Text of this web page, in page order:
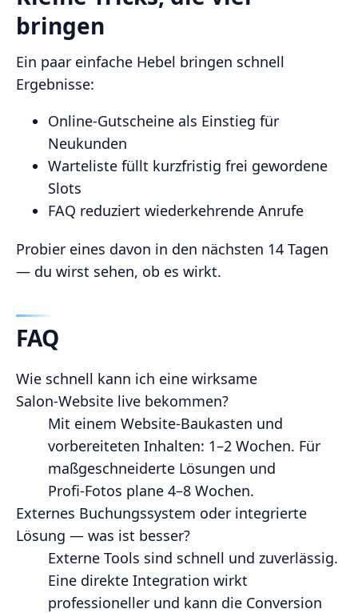
bringen
Ein paar einfache Hebel bringen schnell
Ergebnisse:
Online‑Gutscheine als Einstieg für
Neukunden
Warteliste füllt kurzfristig frei gewordene
Slots
FAQ reduziert wiederkehrende Anrufe
Probier eines davon in den nächsten 14 Tagen
— du wirst sehen, ob es wirkt.
FAQ
Wie schnell kann ich eine wirksame
Salon‑Website live bekommen?
Mit einem Website‑Baukasten und
vorbereiteten Inhalten: 1–2 Wochen. Für
maßgeschneiderte Lösungen und
Profi‑Fotos plane 4–8 Wochen.
Externes Buchungssystem oder integrierte
Lösung — was ist besser?
Externe Tools sind schnell und zuverlässig.
Eine direkte Integration wirkt
professioneller und kann die Conversion